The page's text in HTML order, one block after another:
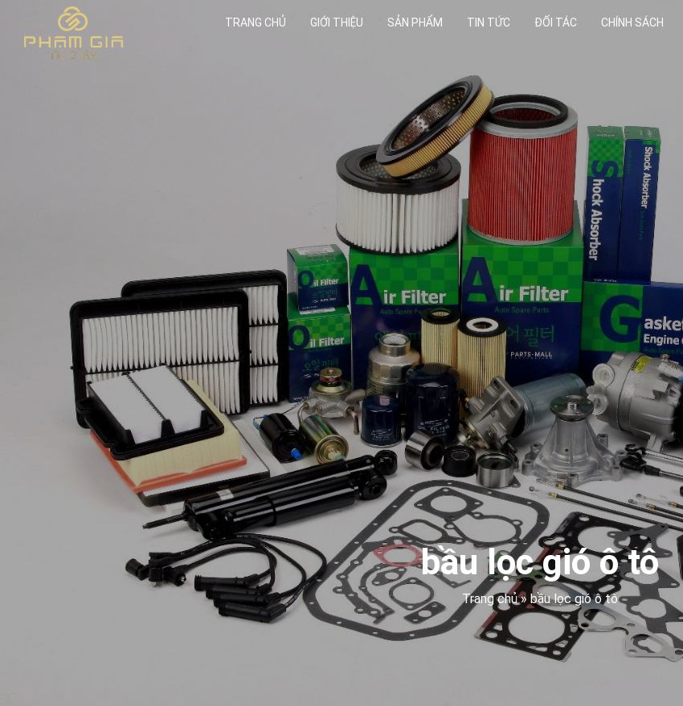
TRANG CHỦ GIỚI THIỆU SẢN PHẨM TIN TỨC ĐỐI TÁC CHÍNH SÁCH
bầu lọc gió ô tô
Trang chủ » bầu lọc gió ô tô